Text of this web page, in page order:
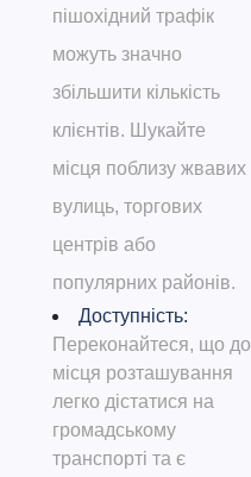
пішохідний трафік
можуть значно
збільшити кількість
клієнтів. Шукайте
місця поблизу жвавих
вулиць, торгових
центрів або
популярних районів.
Доступність:
Переконайтеся, що до
місця розташування
легко дістатися на
громадському
транспорті та є